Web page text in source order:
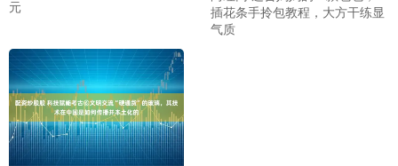
元
插花条手拎包教程，大方干练显
气质